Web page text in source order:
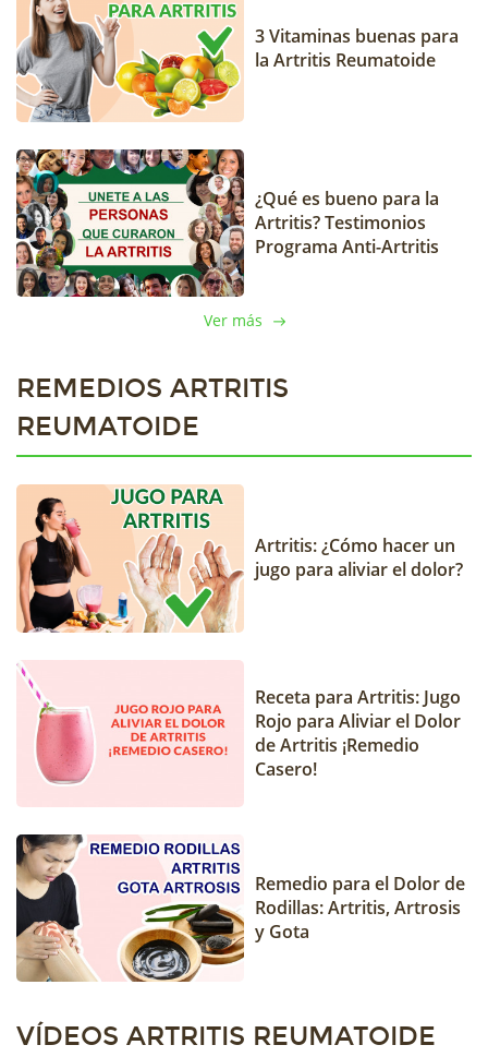
3 Vitaminas buenas para
la Artritis Reumatoide
¿Qué es bueno para la
Artritis? Testimonios
Programa Anti-Artritis
Ver más
REMEDIOS ARTRITIS
REUMATOIDE
Artritis: ¿Cómo hacer un
jugo para aliviar el dolor?
Receta para Artritis: Jugo
Rojo para Aliviar el Dolor
de Artritis ¡Remedio
Casero!
Remedio para el Dolor de
Rodillas: Artritis, Artrosis
y Gota
VÍDEOS ARTRITIS REUMATOIDE